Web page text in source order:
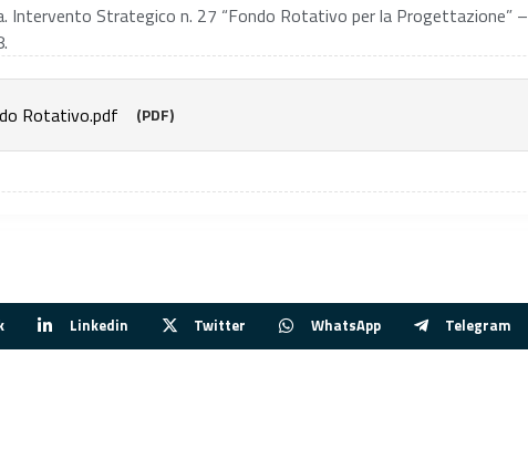
Intervento Strategico n. 27 “Fondo Rotativo per la Progettazione”
Rotativo.pdf (PDF)
Linkedin Twitter WhatsApp Telegram